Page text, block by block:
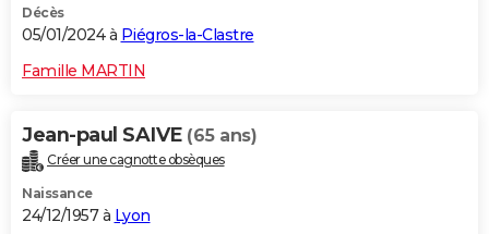
S'inscrire
Se connecter
Lycées
Collèges
Primaires
Universités
Entreprises
Service militaire
Avis de recherche
AVIS DE DÉCÈS
Décès
05/01/2024 à Piégros-la-Clastre
Famille MARTIN
Jean-paul SAIVE (65 ans)
Créer une cagnotte obsèques
Naissance
24/12/1957 à Lyon